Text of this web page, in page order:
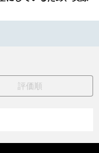
評価順